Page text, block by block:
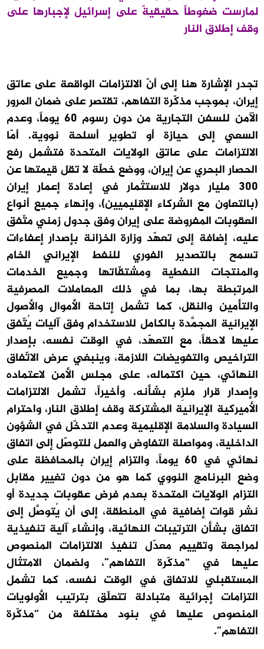
لمارست ضغوطاً حقيقيةً على إسرائيل لإجبارها على
وقف إطلاق النار
تجدر الإشارة هنا إلى أنّ الالتزامات الواقعة على عاتق
إيران، بموجب مذكّرة التفاهم، تقتصر على ضمان المرور
الآمن للسفن التجارية من دون رسوم 60 يوماً، وعدم
السعي إلى حيازة أو تطوير أسلحة نووية. أمّا
الالتزامات على عاتق الولايات المتحدة فتشمل رفع
الحصار البحري عن إيران، ووضع خطّة لا تقل قيمتها عن
300 مليار دولار للاستثمار في إعادة إعمار إيران
(بالتعاون مع الشركاء الإقليميين)، وإنهاء جميع أنواع
العقوبات المفروضة على إيران وفق جدول زمني متّفق
عليه، إضافة إلى تعهّد وزارة الخزانة بإصدار إعفاءات
تسمح بالتصدير الفوري للنفط الإيراني الخام
والمنتجات النفطية ومشتقّاتها وجميع الخدمات
المرتبطة بها، بما في ذلك المعاملات المصرفية
والتأمين والنقل، كما تشمل إتاحة الأموال والأصول
الإيرانية المجمَّدة بالكامل للاستخدام وفق آليات يُتّفق
عليها لاحقاً، مع التعهّد، في الوقت نفسه، بإصدار
التراخيص والتفويضات اللازمة، وينبغي عرض الاتّفاق
النهائي، حين اكتماله، على مجلس الأمن لاعتماده
وإصدار قرار ملزِم بشأنه. وأخيراً، تشمل الالتزامات
الأميركية الإيرانية المشتركة وقف إطلاق النار، واحترام
السيادة والسلامة الإقليمية وعدم التدخّل في الشؤون
الداخلية، ومواصلة التفاوض والعمل للتوصّل إلى اتفاق
نهائي في 60 يوماً، والتزام إيران بالمحافظة على
وضع البرنامج النووي كما هو من دون تغيير مقابل
التزام الولايات المتحدة بعدم فرض عقوبات جديدة أو
نشر قوات إضافية في المنطقة، إلى أن يُتوصَّل إلى
اتفاق بشأن الترتيبات النهائية، وإنشاء آلية تنفيذية
لمراجعة وتقييم معدّل تنفيذ الالتزامات المنصوص
عليها في “مذكّرة التفاهم”، ولضمان الامتثال
المستقبلي للاتفاق في الوقت نفسه، كما تشمل
التزامات إجرائية متبادلة تتعلّق بترتيب الأولويات
المنصوص عليها في بنود مختلفة من “مذكّرة
التفاهم”.